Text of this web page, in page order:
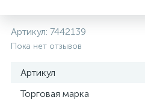
Артикул: 7442139
Пока нет отзывов
Артикул
Торговая марка